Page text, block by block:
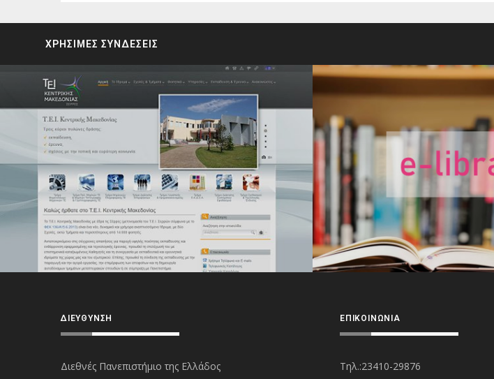
ΧΡΗΣΙΜΕΣ ΣΥΝΔΕΣΕΙΣ
ΔΙΕΎΘΥΝΣΗ
Διεθνές Πανεπιστήμιο της Ελλάδος
ΕΠΙΚΟΙΝΩΝΊΑ
Τηλ.:23410-29876